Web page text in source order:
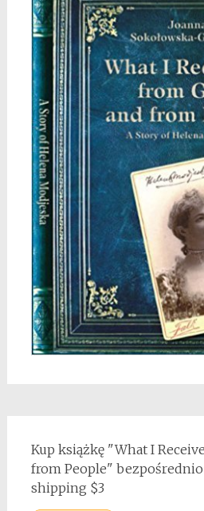
Kup książkę "What I
from People"
shipping $3